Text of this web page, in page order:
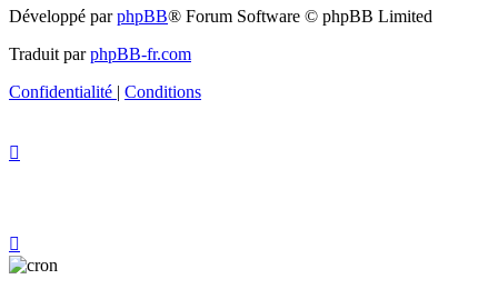
Développé parphpBB® Forum Software © phpBB Limited
Traduit parphpBB-fr.com
Confidentialité | Conditions